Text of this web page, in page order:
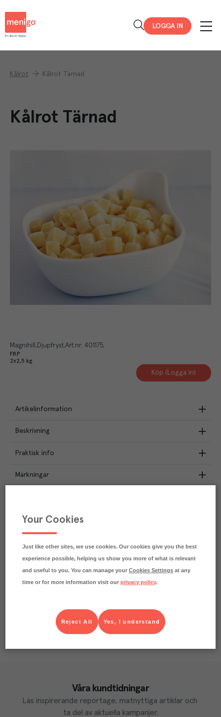
LOGGA IN
Kålrot Kålrot Tärnad
Kålrot Tärnad
Magnihill Djupfryst Art.nr. 401175
FRP
2x2,5 kg
Köp (Logga in)
Artikelinformation
Beskrivning
Praktisk info
Märkningar
Klimatavtryck
CO₂e/kg
Varje kilo av varan påverkar klimatet motsvarande
utsläppen av 0.2 kg koldioxid.
Läs mer om hur vi beräknar klimatavtryck
Våra kundtidningar
Läs inspirerande reportage, matnyttiga artiklar och
ta del av aktuella kampanjer.
Your Cookies
Just like other sites, we use cookies. Our cookies give you the best
experience possible, helping us show you more of what is relevant
and useful to you. You can manage yourCookies Settings at any
time or for more information visit ourprivacy policy.
Yes, I understand
Reject All